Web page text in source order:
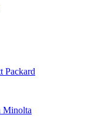
Packard
Minolta